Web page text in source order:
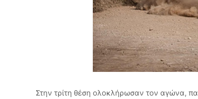
Στην τρίτη θέση ολοκλήρωσαν τον αγώνα,